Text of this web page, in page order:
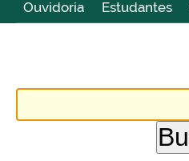
Ouvidoria
Estudantes